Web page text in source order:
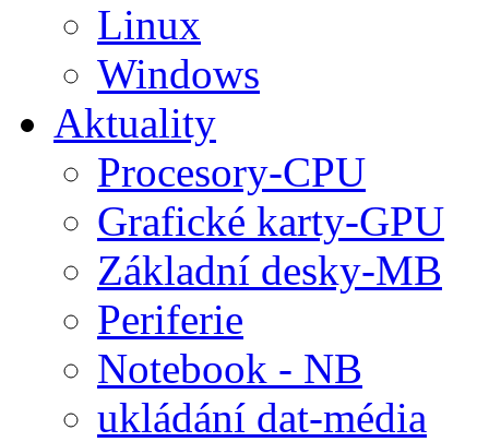
Linux
Windows
Aktuality
Procesory-CPU
Grafické karty-GPU
Základní desky-MB
Periferie
Notebook - NB
ukládání dat-média